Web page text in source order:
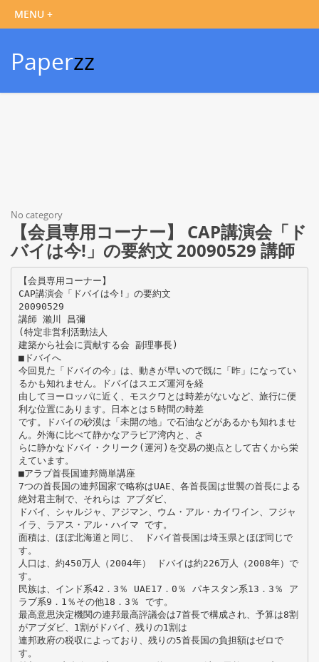
Paperzz
No category
【会員専用コーナー】 CAP講演会「ド
バイは今!」の要約文 20090529 講師
【会員専用コーナー】
CAP講演会「ドバイは今!」の要約文
20090529
講師 瀨川 昌彌
(特定非営利活動法人
建築から社会に貢献する会 副理事長)
■ドバイへ
今回見た「ドバイの今」は、動きが早いので既に「昨」になってい
るかも知れません。ドバイはスエズ運河を経
由してヨーロッパに近く、モスクワとは時差がないなど、旅行に便
利な位置にあります。日本とは５時間の時差
です。ドバイの砂漠は「未開の地」で石油などがあるかも知れませ
ん。外海に比べて静かなアラビア湾内と、さ
らに静かなドバイ・クリーク(運河)を交易の拠点として古くから栄
えています。
■アラブ首長国連邦簡単講座
7つの首長国の連邦国家で略称はUAE、各首長国は世襲の首長による
絶対君主制で、それらは アブダビ、
ドバイ、シャルジャ、アジマン、ウム・アル・カイワイン、フジャ
イラ、ラアス・アル・ハイマ です。
面積は、ほぼ北海道と同じ、 ドバイ首長国は埼玉県とほぼ同じで
す。
人口は、約450万人（2004年） ドバイは約226万人（2008年）で
す。
民族は、インド系42．3％ UAE17．0％ パキスタン系13．3％ ア
ラブ系9．1％その他18．3％ です。
最高意思決定機関の連邦最高評議会は7首長で構成され、予算は8割
がアブダビ、1割がドバイ、残りの1割は
連邦政府の税収によっており、残りの5首長国の負担額はゼロで
す。